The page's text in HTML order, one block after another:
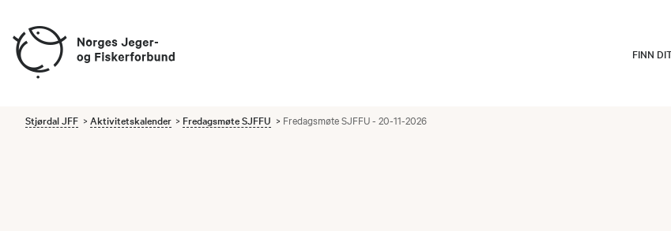
FINN
Stjørdal JFF Aktivitetskalender Fredagsmøte SJFFU Fredagsmøte SJFFU - 20-11-2026